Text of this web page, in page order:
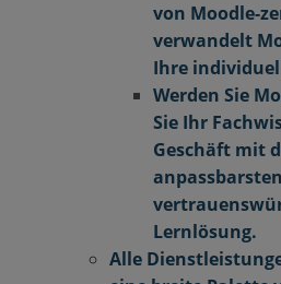
von Moodle-
verwandelt
Ihre
Werden Sie
Sie Ihr
Geschäft mit
Lernlösung.
Alle